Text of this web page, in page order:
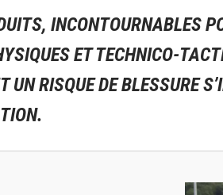
INCONTOURNABLES
ET TECHNICO-
UN RISQUE DE BLESSURE